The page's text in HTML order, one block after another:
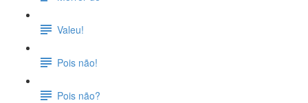
Valeu!
Pois não!
Pois não?